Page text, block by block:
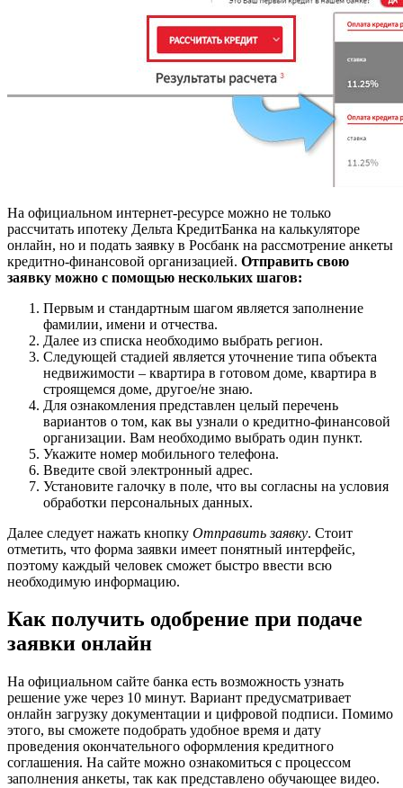
На официальном интернет-ресурсе можно не только
рассчитать ипотеку Дельта КредитБанка на калькуляторе
онлайн, но и подать заявку в Росбанк на рассмотрение анкеты
кредитно-финансовой организацией. Отправить свою
заявку можно с помощью нескольких шагов:
Первым и стандартным шагом является заполнение
фамилии, имени и отчества.
Далее из списка необходимо выбрать регион.
Следующей стадией является уточнение типа объекта
недвижимости – квартира в готовом доме, квартира в
строящемся доме, другое/не знаю.
Для ознакомления представлен целый перечень
вариантов о том, как вы узнали о кредитно-финансовой
организации. Вам необходимо выбрать один пункт.
Укажите номер мобильного телефона.
Введите свой электронный адрес.
Установите галочку в поле, что вы согласны на условия
обработки персональных данных.
Далее следует нажать кнопку Отправить заявку. Стоит
отметить, что форма заявки имеет понятный интерфейс,
поэтому каждый человек сможет быстро ввести всю
необходимую информацию.
Как получить одобрение при подаче
заявки онлайн
На официальном сайте банка есть возможность узнать
решение уже через 10 минут. Вариант предусматривает
онлайн загрузку документации и цифровой подписи. Помимо
этого, вы сможете подобрать удобное время и дату
проведения окончательного оформления кредитного
соглашения. На сайте можно ознакомиться с процессом
заполнения анкеты, так как представлено обучающее видео.